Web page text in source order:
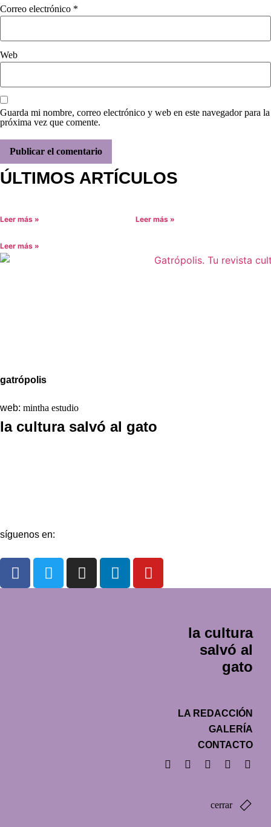
Correo electrónico *
Web
Guarda mi nombre, correo electrónico y web en este navegador para la
próxima vez que comente.
ÚLTIMOS ARTÍCULOS
Leer más » Leer más »
Leer más »
gatrópolis
web: mintha estudio
la cultura salvó al gato
síguenos en:
la cultura
salvó al
gato
LA REDACCIÓN
GALERÍA
CONTACTO
cerrar